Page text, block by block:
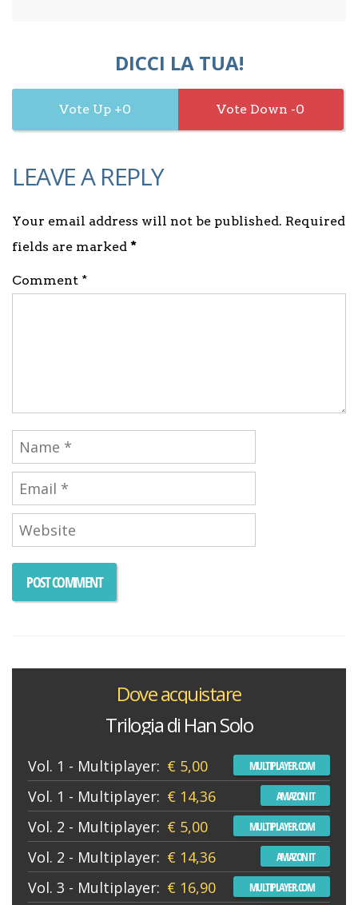
DICCI LA TUA!
0 0
LEAVE A REPLY
Your email address will not be published. Required
fields are marked *
Comment *
Dove acquistare
Trilogia di Han Solo
Vol. 1 - Multiplayer: € 5,00 MULTIPLAYER.COM
Vol. 1 - Multiplayer: € 14,36 AMAZON IT
Vol. 2 - Multiplayer: € 5,00 MULTIPLAYER.COM
Vol. 2 - Multiplayer: € 14,36 AMAZON IT
Vol. 3 - Multiplayer: € 16,90 MULTIPLAYER.COM